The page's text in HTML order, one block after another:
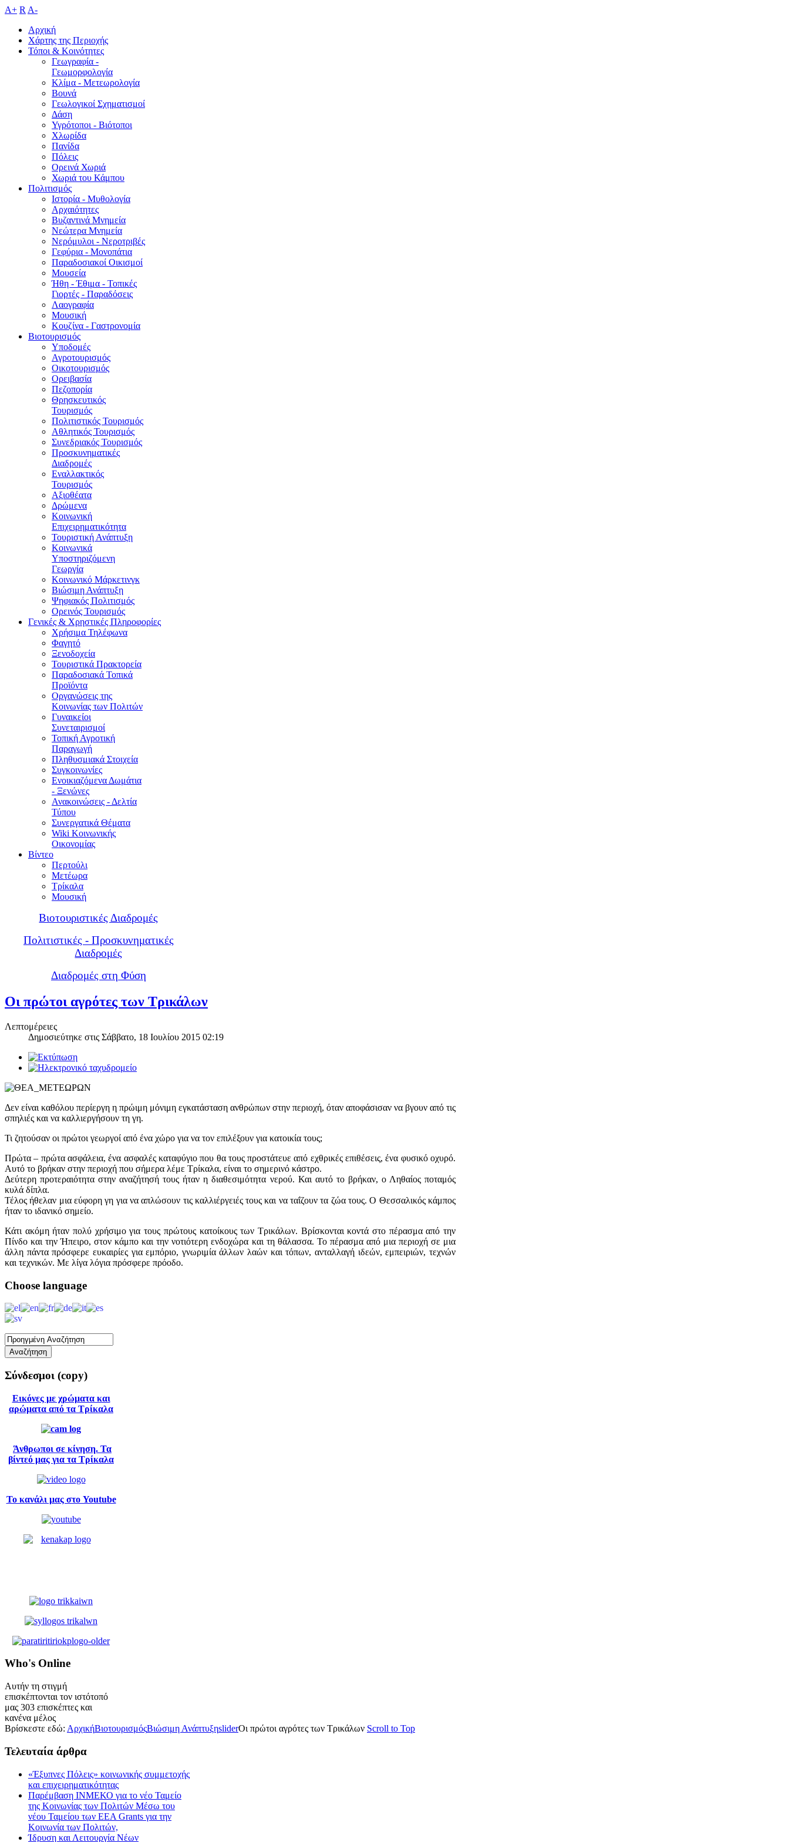
A+ R A-
Αρχική
Χάρτης της Περιοχής
Τόποι & Κοινότητες
Γεωγραφία -
Γεωμορφολογία
Κλίμα - Mετεωρολογία
Βουνά
Γεωλογικοί Σχηματισμοί
Δάση
Υγρότοποι - Βιότοποι
Χλωρίδα
Πανίδα
Πόλεις
Ορεινά Χωριά
Χωριά του Κάμπου
Πολιτισμός
Ιστορία - Μυθολογία
Αρχαιότητες
Βυζαντινά Μνημεία
Νεώτερα Μνημεία
Νερόμυλοι - Nεροτριβές
Γεφύρια - Μονοπάτια
Παραδοσιακοί Οικισμοί
Μουσεία
Ήθη - Έθιμα - Τοπικές
Γιορτές - Παραδόσεις
Λαογραφία
Μουσική
Κουζίνα - Γαστρονομία
Βιοτουρισμός
Υποδομές
Αγροτουρισμός
Οικοτουρισμός
Ορειβασία
Πεζοπορία
Θρησκευτικός
Τουρισμός
Πολιτιστικός Τουρισμός
Αθλητικός Τουρισμός
Συνεδριακός Τουρισμός
Προσκυνηματικές
Διαδρομές
Εναλλακτικός
Τουρισμός
Αξιοθέατα
Δρώμενα
Κοινωνική
Επιχειρηματικότητα
Τουριστική Ανάπτυξη
Κοινωνικά
Υποστηριζόμενη
Γεωργία
Κοινωνικό Μάρκετινγκ
Βιώσιμη Ανάπτυξη
Ψηφιακός Πολιτισμός
Ορεινός Τουρισμός
Γενικές & Χρηστικές Πληροφορίες
Χρήσιμα Τηλέφωνα
Φαγητό
Ξενοδοχεία
Τουριστικά Πρακτορεία
Παραδοσιακά Τοπικά
Προϊόντα
Οργανώσεις της
Κοινωνίας των Πολιτών
Γυναικείοι
Συνεταιρισμοί
Τοπική Αγροτική
Παραγωγή
Πληθυσμιακά Στοιχεία
Συγκοινωνίες
Ενοικιαζόμενα Δωμάτια
- Ξενώνες
Ανακοινώσεις - Δελτία
Τύπου
Συνεργατικά Θέματα
Wiki Κοινωνικής
Οικονομίας
Βίντεο
Περτούλι
Μετέωρα
Τρίκαλα
Μουσική
Βιοτουριστικές Διαδρομές
Πολιτιστικές - Προσκυνηματικές
Διαδρομές
Διαδρομές στη Φύση
Οι πρώτοι αγρότες των Τρικάλων
Λεπτομέρειες
Δημοσιεύτηκε στις Σάββατο, 18 Ιουλίου 2015 02:19
Δεν είναι καθόλου περίεργη η πρώιμη μόνιμη εγκατάσταση ανθρώπων στην περιοχή, όταν αποφάσισαν να βγουν από τις
σπηλιές και να καλλιεργήσουν τη γη.
Τι ζητούσαν οι πρώτοι γεωργοί από ένα χώρο για να τον επιλέξουν για κατοικία τους;
Πρώτα – πρώτα ασφάλεια, ένα ασφαλές καταφύγιο που θα τους προστάτευε από εχθρικές επιθέσεις, ένα φυσικό οχυρό.
Αυτό το βρήκαν στην περιοχή που σήμερα λέμε Τρίκαλα, είναι το σημερινό κάστρο.
Δεύτερη προτεραιότητα στην αναζήτησή τους ήταν η διαθεσιμότητα νερού. Και αυτό το βρήκαν, ο Ληθαίος ποταμός
κυλά δίπλα.
Τέλος ήθελαν μια εύφορη γη για να απλώσουν τις καλλιέργειές τους και να ταΐζουν τα ζώα τους. Ο Θεσσαλικός κάμπος
ήταν το ιδανικό σημείο.
Κάτι ακόμη ήταν πολύ χρήσιμο για τους πρώτους κατοίκους των Τρικάλων. Βρίσκονται κοντά στο πέρασμα από την
Πίνδο και την Ήπειρο, στον κάμπο και την νοτιότερη ενδοχώρα και τη θάλασσα. Το πέρασμα από μια περιοχή σε μια
άλλη πάντα πρόσφερε ευκαιρίες για εμπόριο, γνωριμία άλλων λαών και τόπων, ανταλλαγή ιδεών, εμπειριών, τεχνών
και τεχνικών. Με λίγα λόγια πρόσφερε πρόοδο.
Choose language
Σύνδεσμοι (copy)
Εικόνες με χρώματα και
αρώματα από τα Τρίκαλα
Άνθρωποι σε κίνηση. Τα
βίντεό μας για τα Τρίκαλα
Το κανάλι μας στο Youtube
Who's Online
Αυτήν τη στιγμή
επισκέπτονται τον ιστότοπό
μας 303 επισκέπτες και
κανένα μέλος
Βρίσκεστε εδώ: ΑρχικήΒιοτουρισμόςΒιώσιμη ΑνάπτυξηsliderΟι πρώτοι αγρότες των Τρικάλων Scroll to Top
Τελευταία άρθρα
«Έξυπνες Πόλεις» κοινωνικής συμμετοχής
και επιχειρηματικότητας
Παρέμβαση ΙΝΜΕΚΟ για το νέο Ταμείο
της Κοινωνίας των Πολιτών Μέσω του
νέου Ταμείου των ΕΕΑ Grants για την
Κοινωνία των Πολιτών,
Ίδρυση και Λειτουργία Νέων